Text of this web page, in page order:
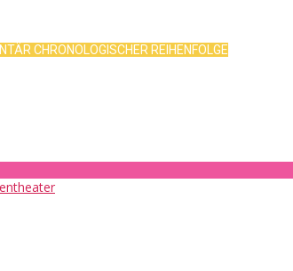
CHRONOLOGISCHER REIHENFOLGE